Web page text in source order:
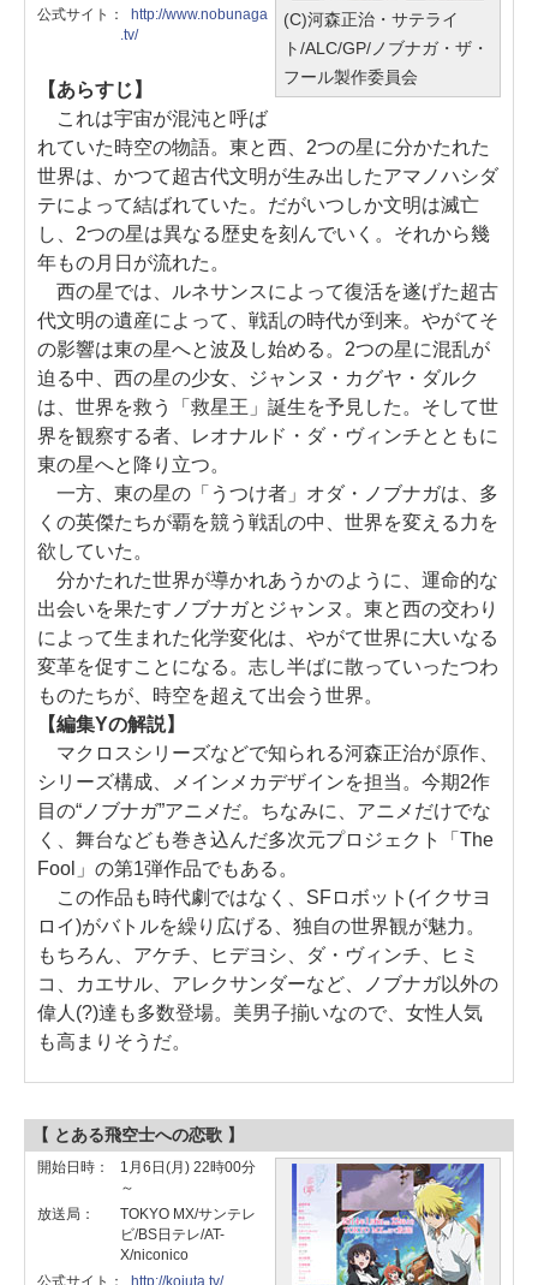
(C)河森正治・サテライ
ト/ALC/GP/ノブナガ・ザ・
フール製作委員会
公式サイト：
http://www.nobunaga
.tv/
【あらすじ】
これは宇宙が混沌と呼ば
れていた時空の物語。東と西、2つの星に分かたれた
世界は、かつて超古代文明が生み出したアマノハシダ
テによって結ばれていた。だがいつしか文明は滅亡
し、2つの星は異なる歴史を刻んでいく。それから幾
年もの月日が流れた。
西の星では、ルネサンスによって復活を遂げた超古
代文明の遺産によって、戦乱の時代が到来。やがてそ
の影響は東の星へと波及し始める。2つの星に混乱が
迫る中、西の星の少女、ジャンヌ・カグヤ・ダルク
は、世界を救う「救星王」誕生を予見した。そして世
界を観察する者、レオナルド・ダ・ヴィンチとともに
東の星へと降り立つ。
一方、東の星の「うつけ者」オダ・ノブナガは、多
くの英傑たちが覇を競う戦乱の中、世界を変える力を
欲していた。
分かたれた世界が導かれあうかのように、運命的な
出会いを果たすノブナガとジャンヌ。東と西の交わり
によって生まれた化学変化は、やがて世界に大いなる
変革を促すことになる。志し半ばに散っていったつわ
ものたちが、時空を超えて出会う世界。
【編集Yの解説】
マクロスシリーズなどで知られる河森正治が原作、
シリーズ構成、メインメカデザインを担当。今期2作
目の“ノブナガ”アニメだ。ちなみに、アニメだけでな
く、舞台なども巻き込んだ多次元プロジェクト「The
Fool」の第1弾作品でもある。
この作品も時代劇ではなく、SFロボット(イクサヨ
ロイ)がバトルを繰り広げる、独自の世界観が魅力。
もちろん、アケチ、ヒデヨシ、ダ・ヴィンチ、ヒミ
コ、カエサル、アレクサンダーなど、ノブナガ以外の
偉人(?)達も多数登場。美男子揃いなので、女性人気
も高まりそうだ。
【 とある飛空士への恋歌 】
開始日時：
1月6日(月) 22時00分
～
放送局：
TOKYO MX/サンテレ
ビ/BS日テレ/AT-
X/niconico
公式サイト：
http://koiuta.tv/